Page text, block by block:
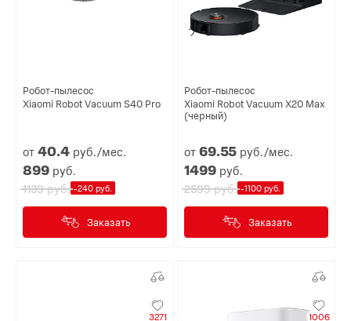
Робот-пылесос
Xiaomi Robot Vacuum S40 Pro
от40.4 руб./мес.
899 руб.
1139руб. -240 руб.
Заказать
Робот-пылесос
Xiaomi Robot Vacuum X20 Max
(черный)
от69.55 руб./мес.
1499 руб.
2599руб. -1100 руб.
Заказать
3271 1006